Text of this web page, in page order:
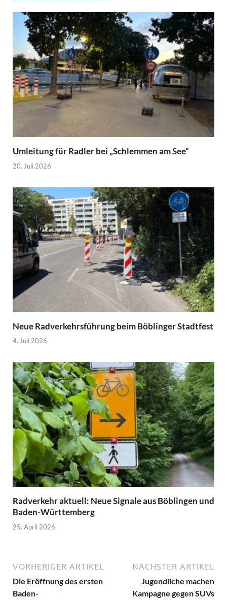
Umleitung für Radler bei „Schlemmen am See“
20. Juli 2026
Neue Radverkehrsführung beim Böblinger Stadtfest
4. Juli 2026
Radverkehr aktuell: Neue Signale aus Böblingen und
Baden-Württemberg
25. April 2026
VORHERIGER ARTIKEL
Die Eröffnung des ersten
Baden-
NÄCHSTER ARTIKEL
Jugendliche machen
Kampagne gegen SUVs